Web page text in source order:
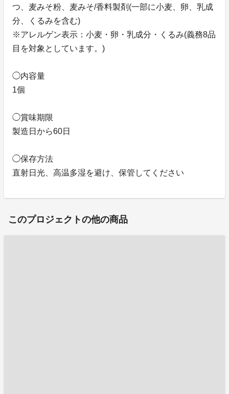
つ、麦みそ粉、麦みそ/香料製剤(一部に小麦、卵、乳成
分、くるみを含む)
※アレルゲン表示：小麦・卵・乳成分・くるみ(義務8品
目を対象としています。)
◯内容量
1個
◯賞味期限
製造日から60日
◯保存方法
直射日光、高温多湿を避け、保管してください
このプロジェクトの他の商品